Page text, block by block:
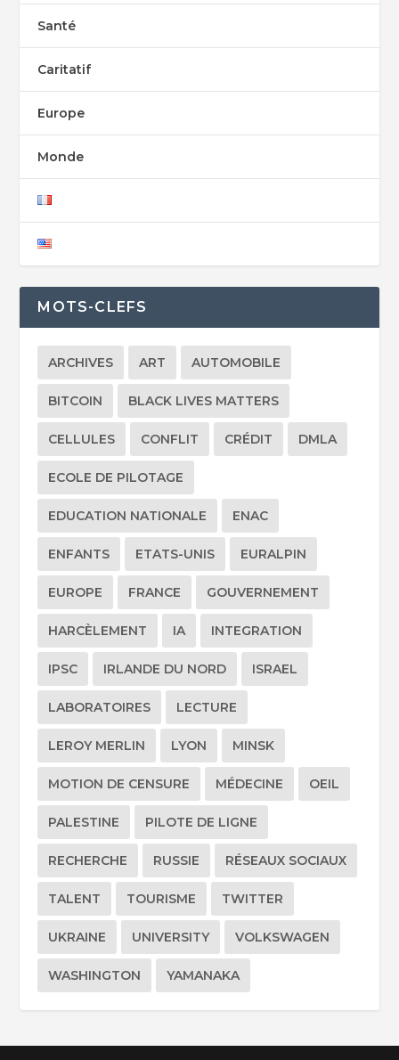
Santé
Caritatif
Europe
Monde
MOTS-CLEFS
ARCHIVES ART AUTOMOBILE
BITCOIN BLACK LIVES MATTERS
CELLULES CONFLIT CRÉDIT DMLA
ECOLE DE PILOTAGE
EDUCATION NATIONALE ENAC
ENFANTS ETATS-UNIS EURALPIN
EUROPE FRANCE GOUVERNEMENT
HARCÈLEMENT IA INTEGRATION
IPSC IRLANDE DU NORD ISRAEL
LABORATOIRES LECTURE
LEROY MERLIN LYON MINSK
MOTION DE CENSURE MÉDECINE OEIL
PALESTINE PILOTE DE LIGNE
RECHERCHE RUSSIE RÉSEAUX SOCIAUX
TALENT TOURISME TWITTER
UKRAINE UNIVERSITY VOLKSWAGEN
WASHINGTON YAMANAKA